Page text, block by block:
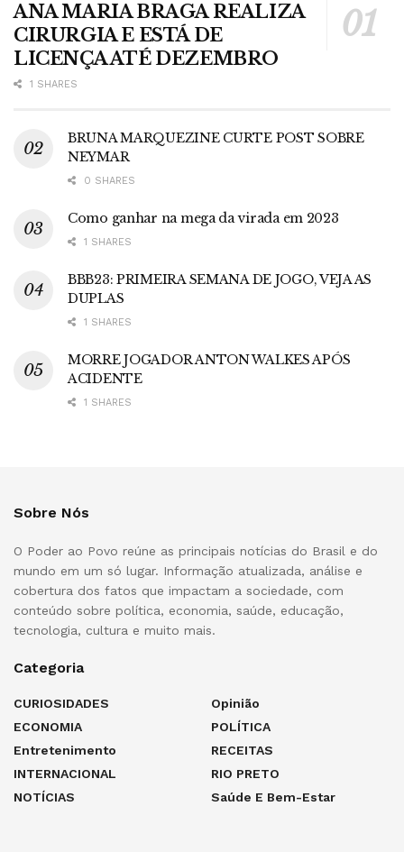
ANA MARIA BRAGA REALIZA
CIRURGIA E ESTÁ DE
LICENÇA ATÉ DEZEMBRO
1 SHARES
BRUNA MARQUEZINE CURTE POST SOBRE
NEYMAR
0 SHARES
Como ganhar na mega da virada em 2023
1 SHARES
BBB23: PRIMEIRA SEMANA DE JOGO, VEJA AS
DUPLAS
1 SHARES
MORRE JOGADOR ANTON WALKES APÓS
ACIDENTE
1 SHARES
Sobre Nós
O Poder ao Povo reúne as principais notícias do Brasil e do
mundo em um só lugar. Informação atualizada, análise e
cobertura dos fatos que impactam a sociedade, com
conteúdo sobre política, economia, saúde, educação,
tecnologia, cultura e muito mais.
Categoria
CURIOSIDADES
ECONOMIA
Entretenimento
INTERNACIONAL
NOTÍCIAS
Opinião
POLÍTICA
RECEITAS
RIO PRETO
Saúde E Bem-Estar